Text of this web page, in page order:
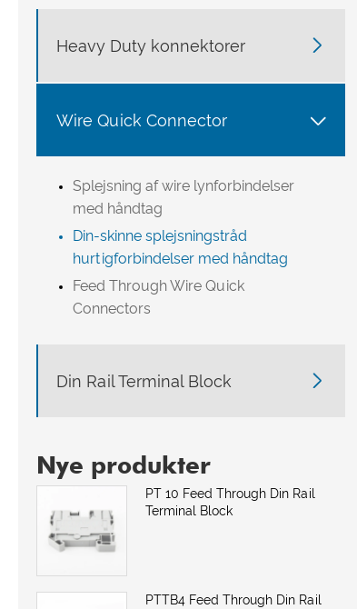
Heavy Duty konnektorer 
Wire Quick Connector 
Splejsning af wire lynforbindelser
med håndtag
Din-skinne splejsningstråd
hurtigforbindelser med håndtag
Feed Through Wire Quick
Connectors
Din Rail Terminal Block 
Nye produkter
PT 10 Feed Through Din Rail
Terminal Block
PTTB4 Feed Through Din Rail